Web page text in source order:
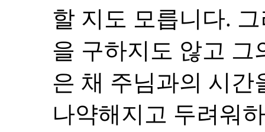
할 지도 모릅니다.
을 구하지도 않고 그
은 채 주님과의 시간
나약해지고 두려워